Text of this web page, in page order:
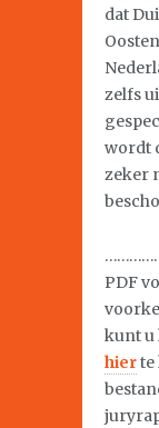
dat
zelfs
wordt
zeker
PDF
kunt u
hierte